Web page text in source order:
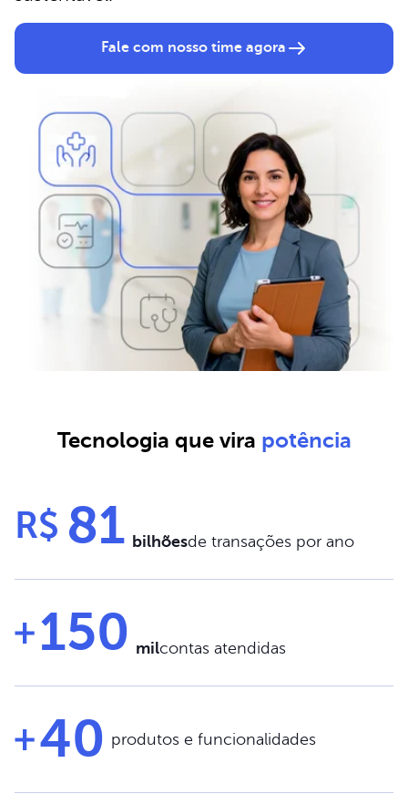
Fale com nosso time agora
Tecnologia que vira potência
R$ 81 bilhõesde transações por ano
150 milcontas atendidas
40 produtos e funcionalidades